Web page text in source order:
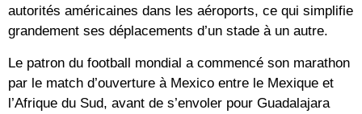
autorités américaines dans les aéroports, ce qui simplifie
grandement ses déplacements d’un stade à un autre.
Le patron du football mondial a commencé son marathon
par le match d’ouverture à Mexico entre le Mexique et
l’Afrique du Sud, avant de s’envoler pour Guadalajara